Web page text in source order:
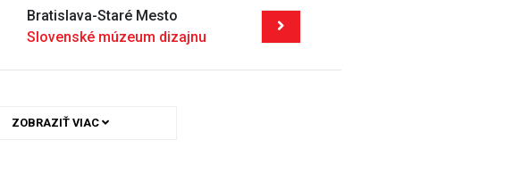
Bratislava-Staré Mesto
Slovenské múzeum dizajnu
ZOBRAZIŤ VIAC